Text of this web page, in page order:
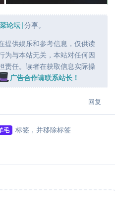
论坛|分享。
提供娱乐和参考信息，仅供读
为与本站无关，本站对任何因
责任。读者在获取信息实际操
广告合作请联系站长！
回复
毛 标签，并移除标签